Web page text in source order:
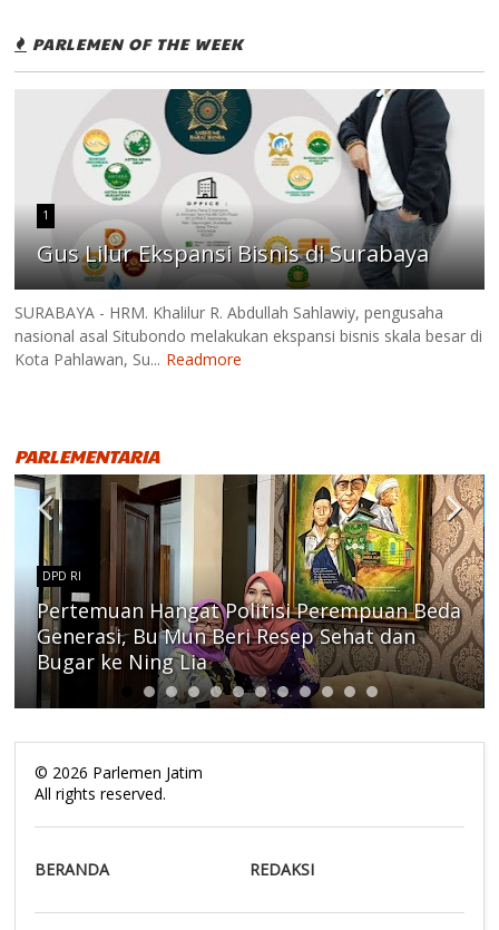
PARLEMEN OF THE WEEK
1
Gus Lilur Ekspansi Bisnis di Surabaya
SURABAYA - HRM. Khalilur R. Abdullah Sahlawiy, pengusaha
nasional asal Situbondo melakukan ekspansi bisnis skala besar di
Kota Pahlawan, Su... Readmore
PARLEMENTARIA
DPD RI
Pertemuan Hangat Politisi Perempuan Beda
Generasi, Bu Mun Beri Resep Sehat dan
Bugar ke Ning Lia
© 2026 Parlemen Jatim
All rights reserved.
BERANDA REDAKSI